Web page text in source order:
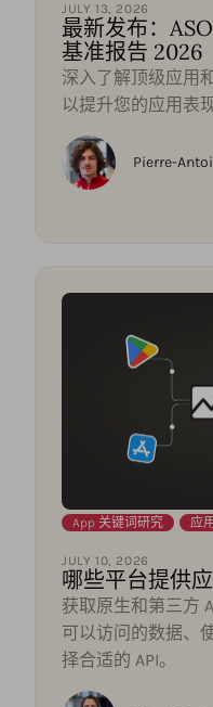
JULY 13, 2026
最新发布：
基准报告 2026
深入了解顶级应用
以提升您的应用表现
Pierre-
App 关键词研究 应
JULY 10, 2026
哪些平台提供
获取原生和第三方
可以访问的数据、
择合适的 API。